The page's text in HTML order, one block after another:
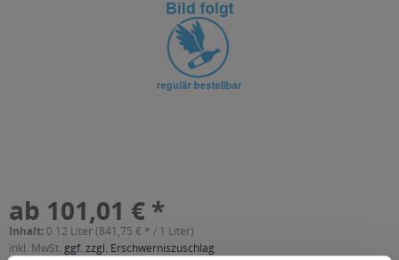
ab 101,01 € *
Inhalt: 0.12 Liter (841,75 € * / 1 Liter)
inkl. MwSt. ggf. zzgl. Erschwerniszuschlag